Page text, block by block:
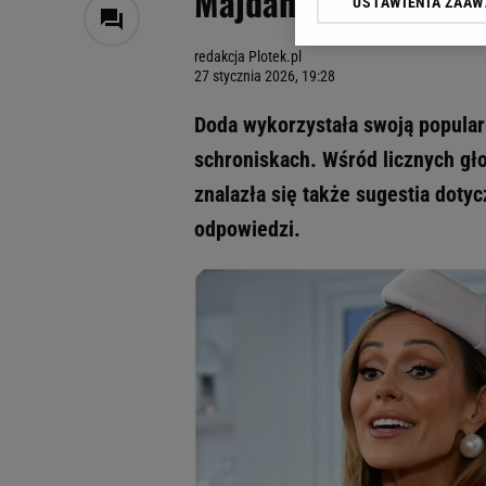
redakcja Plotek.pl
27 stycznia 2026, 19:28
Doda wykorzystała swoją
schroniskach. Wśród licznych
znalazła się także sugestia
odpowiedzi.
Klikając „Akceptuję”
odnośnik „Ustawienia
My, nasi Zaufani
Użycie dokładnych
Przechowywanie